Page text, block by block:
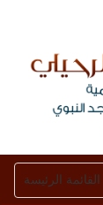
القائمة الرئيسة